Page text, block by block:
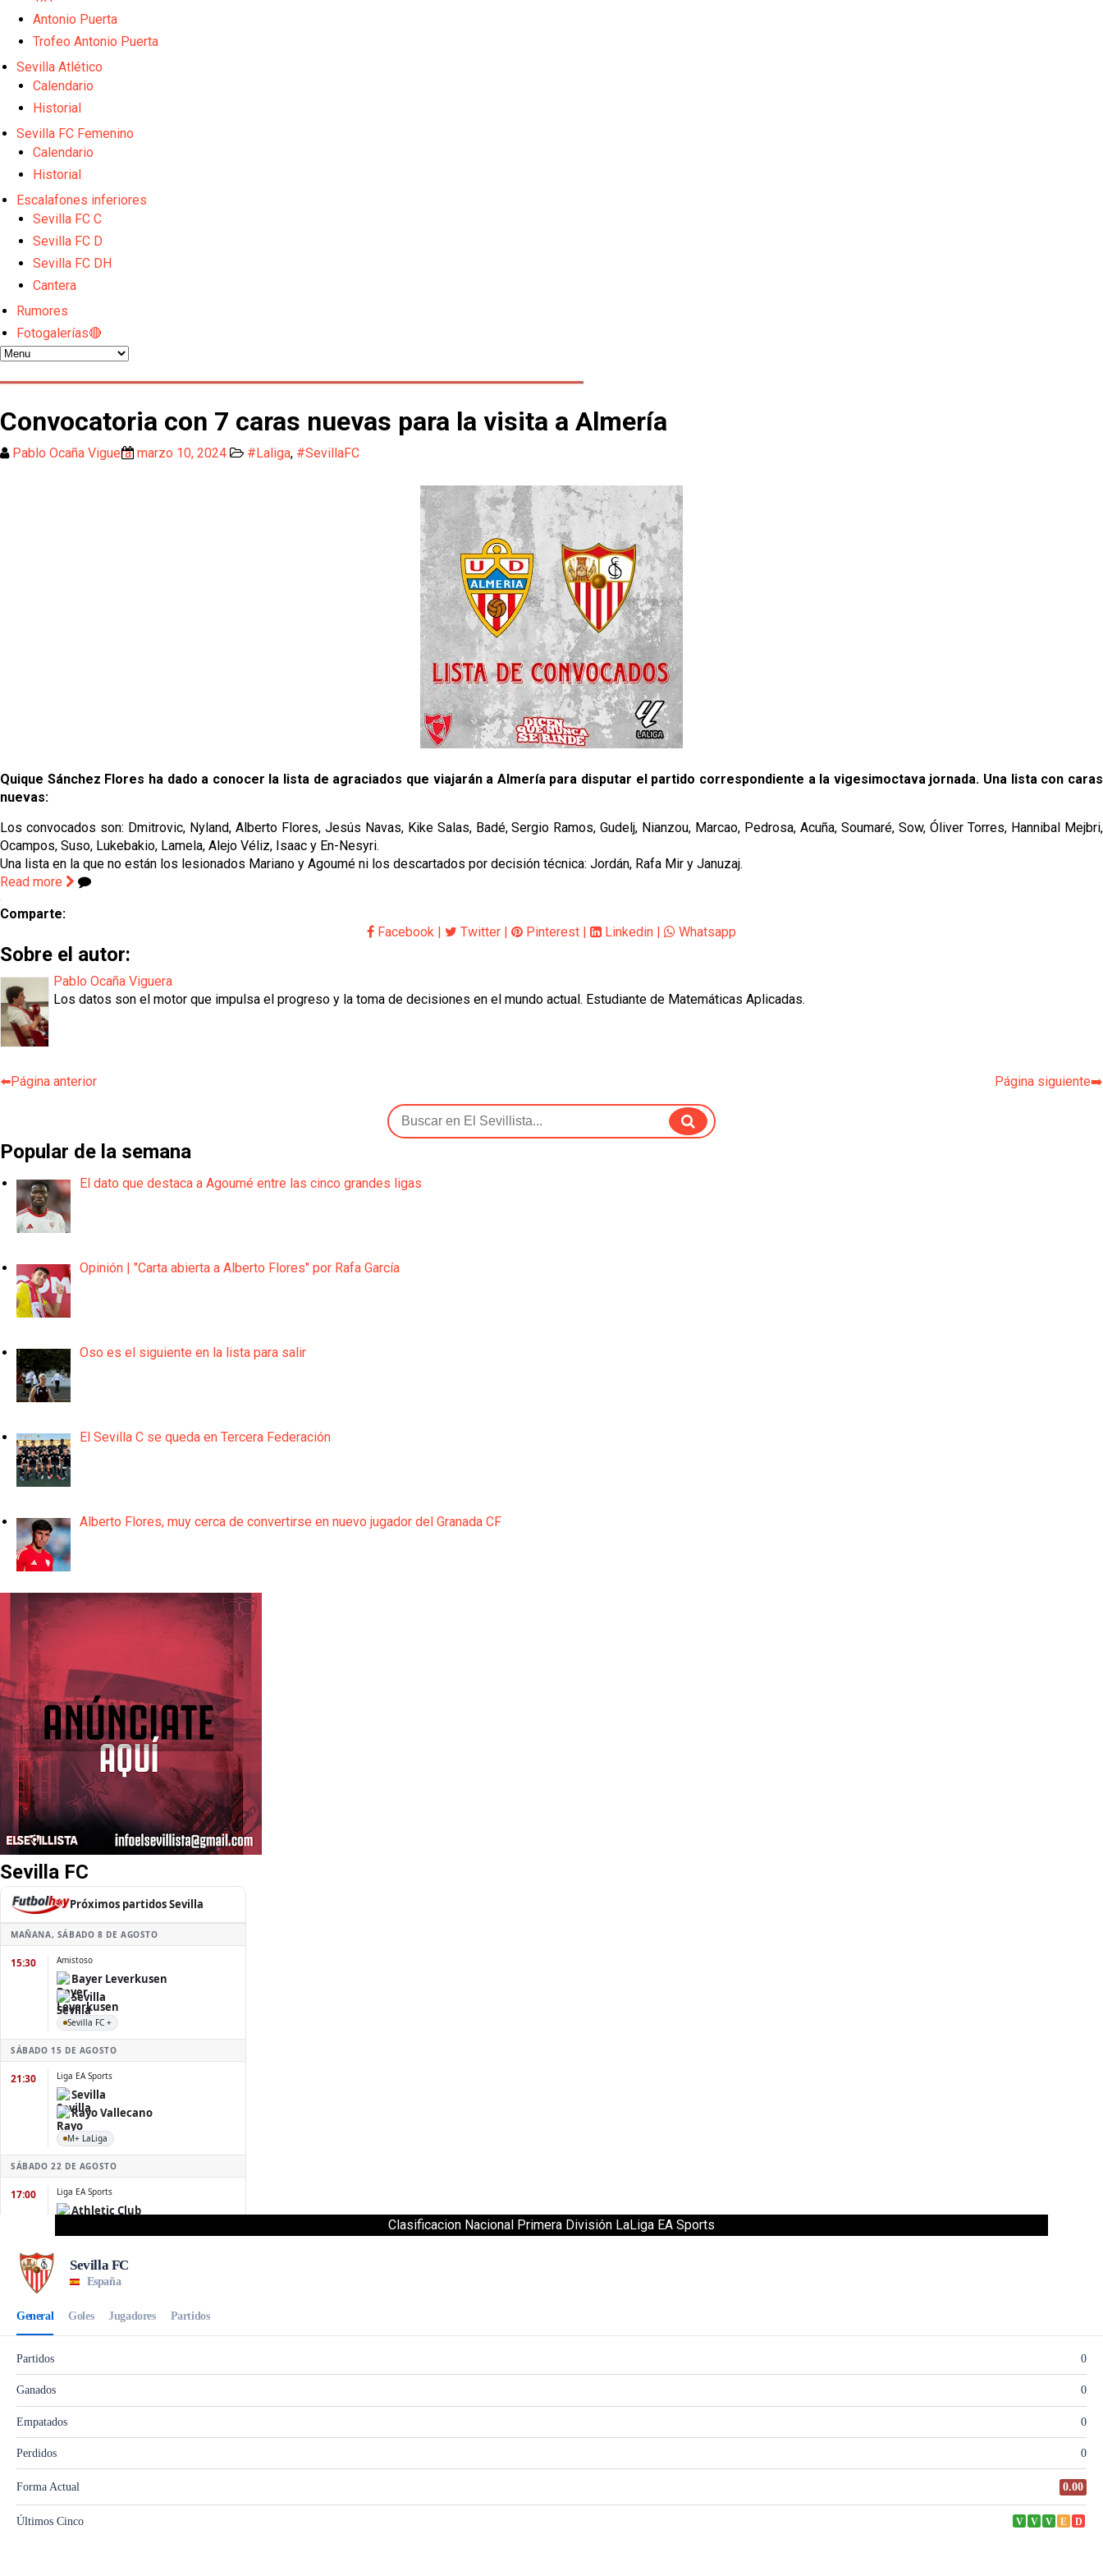
Opinión | "Carta abierta a Alberto Flores" por Rafa García
El Sevilla oficializa el traspaso de Sow
Diomande ya es madridista mientras Rodri agita el mercado
Antonio Puerta
Trofeo Antonio Puerta
Sevilla Atlético
Calendario
Historial
Sevilla FC Femenino
Calendario
Historial
Escalafones inferiores
Sevilla FC C
Sevilla FC D
Sevilla FC DH
Cantera
Rumores
Fotogalerías🔴
Convocatoria con 7 caras nuevas para la visita a Almería
Pablo Ocaña Viguera marzo 10, 2024 #Laliga, #SevillaFC
Quique Sánchez Flores ha dado a conocer la lista de agraciados que viajarán a Almería para disputar el partido correspondiente a la vigesimoctava jornada. Una lista con caras
nuevas:
Los convocados son: Dmitrovic, Nyland, Alberto Flores, Jesús Navas, Kike Salas, Badé, Sergio Ramos, Gudelj, Nianzou, Marcao, Pedrosa, Acuña, Soumaré, Sow, Óliver Torres, Hannibal Mejbri,
Ocampos, Suso, Lukebakio, Lamela, Alejo Véliz, Isaac y En-Nesyri.
Una lista en la que no están los lesionados Mariano y Agoumé ni los descartados por decisión técnica: Jordán, Rafa Mir y Januzaj.
Read more
Comparte:
Facebook | Twitter | Pinterest | Linkedin | Whatsapp
Sobre el autor:
Pablo Ocaña Viguera
Los datos son el motor que impulsa el progreso y la toma de decisiones en el mundo actual. Estudiante de Matemáticas Aplicadas.
⬅️Página anterior Página siguiente➡️
Popular de la semana
El dato que destaca a Agoumé entre las cinco grandes ligas
Opinión | "Carta abierta a Alberto Flores" por Rafa García
Oso es el siguiente en la lista para salir
El Sevilla C se queda en Tercera Federación
Alberto Flores, muy cerca de convertirse en nuevo jugador del Granada CF
Sevilla FC
Clasificacion Nacional Primera División LaLiga EA Sports